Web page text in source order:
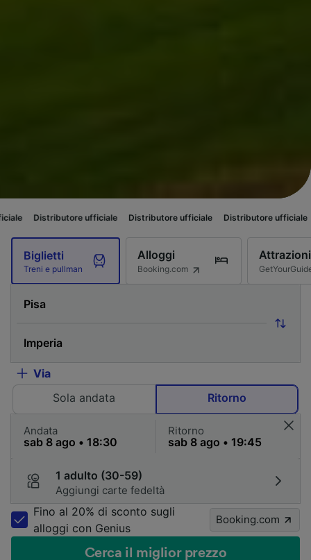
ufficiale Distributore ufficiale Distributore ufficiale
Biglietti
Treni e pullman
Alloggi
Booking.com
Attrazioni
Via
Sola andata
Ritorno
Andata Ritorno
1 adulto (30-59)
Aggiungi carte fedeltà
Fino al 20% di sconto sugli
alloggi con Genius
Booking.com
Cerca il miglior prezzo